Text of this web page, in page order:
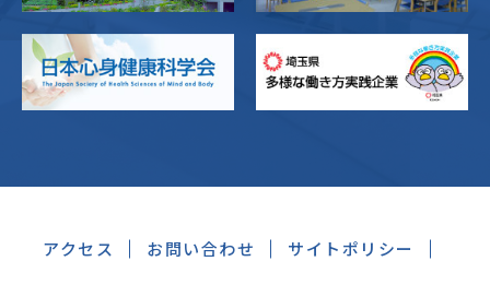
アクセス お問い合わせ
サイトポリシー